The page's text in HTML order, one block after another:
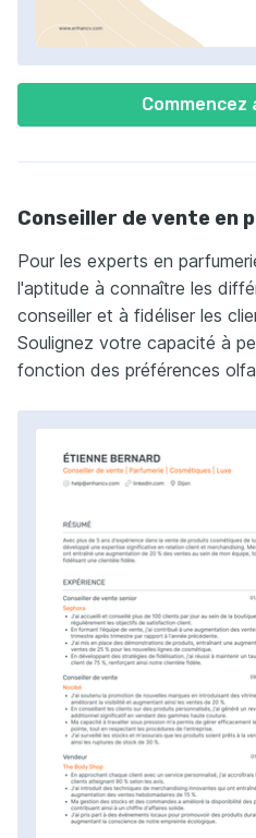
Commencez
Conseiller de vente en
Pour les experts en
l'aptitude à connaître les
conseiller et à fidéliser les
Soulignez votre capacité à
fonction des préférences